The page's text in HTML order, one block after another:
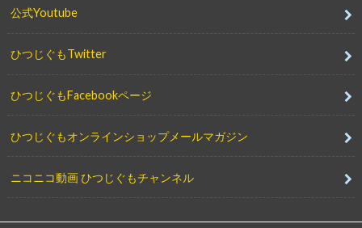
公式Youtube
ひつじぐもTwitter
ひつじぐもFacebookページ
ひつじぐもオンラインショップメールマガジン
ニコニコ動画 ひつじぐもチャンネル